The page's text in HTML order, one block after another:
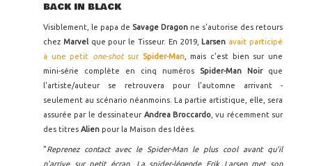
BACK IN BLACK
Visiblement, le papa de Savage Dragon ne s'autorise des retours
chez Marvel que pour le Tisseur. En 2019, Larsen avait participé
à une petit one-shotsur Spider-Man, mais c'est bien sur une
mini-série complète en cinq numéros Spider-Man Noir que
l'artiste/auteur se retrouvera pour l'automne arrivant -
seulement au scénario néanmoins. La partie artistique, elle, sera
assurée par le dessinateur Andrea Broccardo, vu récemment sur
des titres Alien pour la Maison des Idées.
"Reprenez contact avec le Spider-Man le plus cool avant qu'il
n'arrive sur petit écran. La spider-légende Erik Larsen met son